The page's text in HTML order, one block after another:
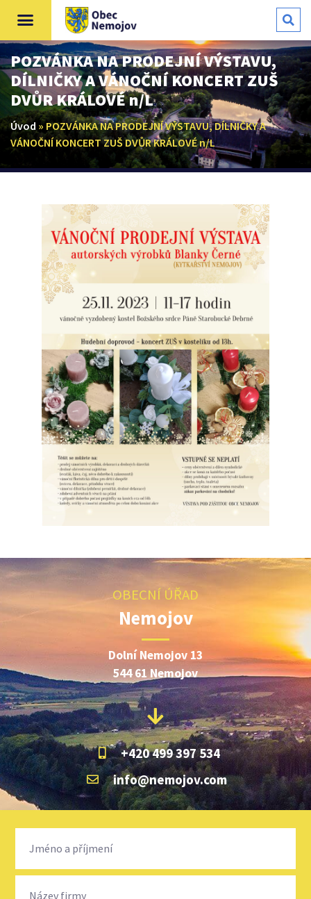
POZVÁNKA NA PRODEJNÍ VÝSTAVU,
DÍLNIČKY A VÁNOČNÍ KONCERT ZUŠ
DVŮR KRÁLOVÉ n/L
Úvod »POZVÁNKA NA PRODEJNÍ VÝSTAVU, DÍLNIČKY A
VÁNOČNÍ KONCERT ZUŠ DVŮR KRÁLOVÉ n/L
OBECNÍ ÚŘAD
Nemojov
Dolní Nemojov 13
544 61 Nemojov
+420 499 397 534
info@nemojov.com